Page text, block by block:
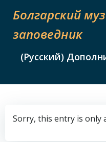
Болгарский
заповедник
(Русский)
Sorry, this entry is only